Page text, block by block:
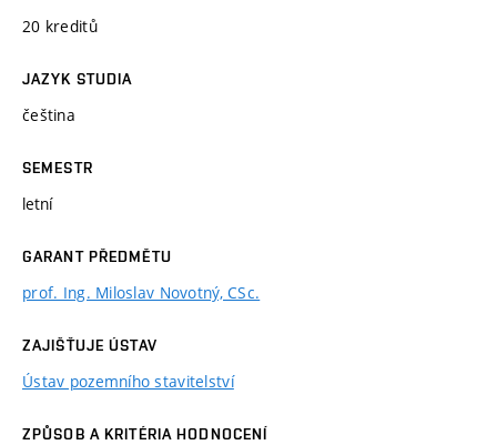
20 kreditů
JAZYK STUDIA
čeština
SEMESTR
letní
GARANT PŘEDMĚTU
prof. Ing. Miloslav Novotný, CSc.
ZAJIŠŤUJE ÚSTAV
Ústav pozemního stavitelství
ZPŮSOB A KRITÉRIA HODNOCENÍ